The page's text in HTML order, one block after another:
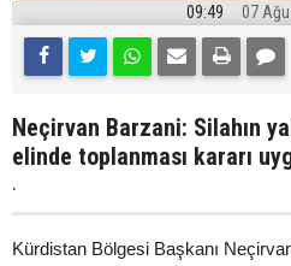
09:49 07
Neçirvan Barzani: Silahın
elinde toplanması kararı
.
Kürdistan Bölgesi Başkanı